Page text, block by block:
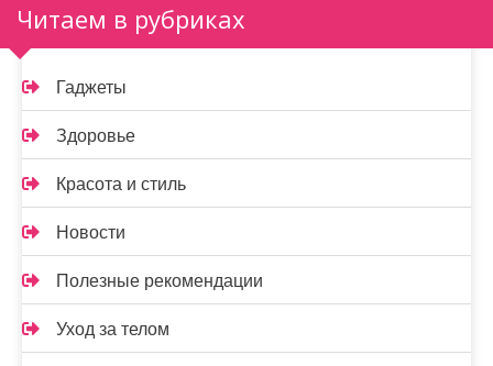
Читаем в рубриках
Гаджеты
Здоровье
Красота и стиль
Новости
Полезные рекомендации
Уход за телом